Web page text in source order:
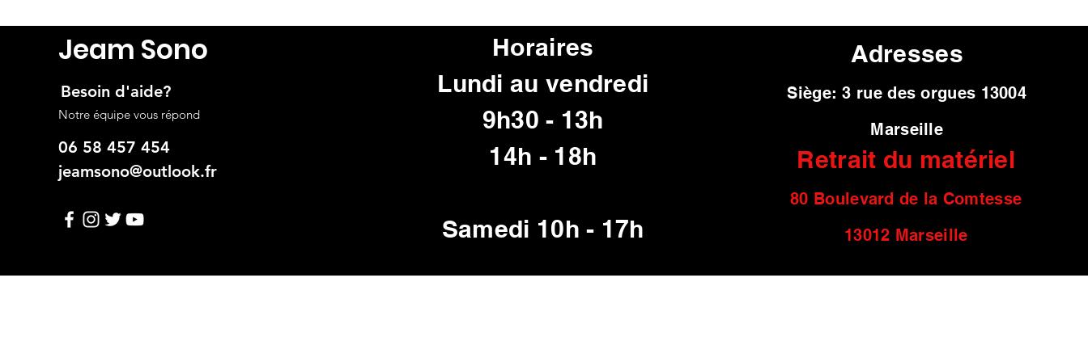
Jeam Sono
Besoin d'aide?
Notre équipe vous répond
06 58 457 454
jeamsono@outlook.fr
Horaires
Lundi au vendredi
9h30 - 13h
14h - 18h
Samedi 10h - 17h
Adresses
Siège: 3 rue des orgues 13004
Marseille
Retrait du matériel
80 Boulevard de la Comtesse
13012 Marseille